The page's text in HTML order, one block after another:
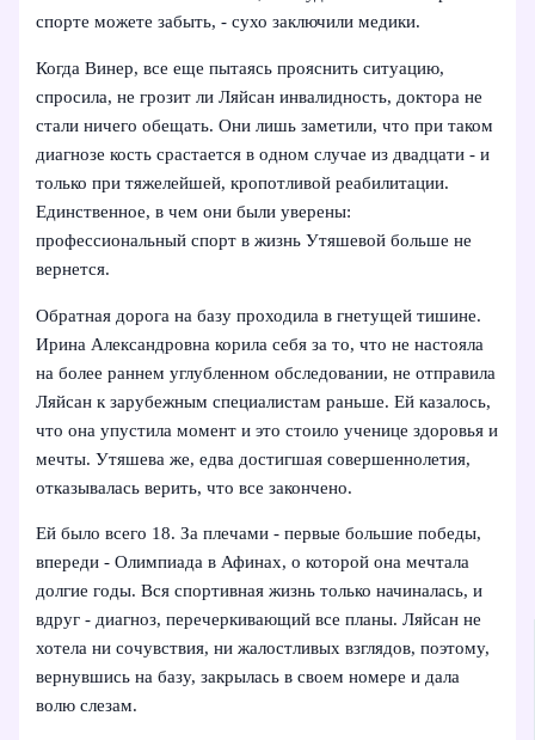
спорте можете забыть, - сухо заключили медики.
Когда Винер, все еще пытаясь прояснить ситуацию,
спросила, не грозит ли Ляйсан инвалидность, доктора не
стали ничего обещать. Они лишь заметили, что при таком
диагнозе кость срастается в одном случае из двадцати - и
только при тяжелейшей, кропотливой реабилитации.
Единственное, в чем они были уверены:
профессиональный спорт в жизнь Утяшевой больше не
вернется.
Обратная дорога на базу проходила в гнетущей тишине.
Ирина Александровна корила себя за то, что не настояла
на более раннем углубленном обследовании, не отправила
Ляйсан к зарубежным специалистам раньше. Ей казалось,
что она упустила момент и это стоило ученице здоровья и
мечты. Утяшева же, едва достигшая совершеннолетия,
отказывалась верить, что все закончено.
Ей было всего 18. За плечами - первые большие победы,
впереди - Олимпиада в Афинах, о которой она мечтала
долгие годы. Вся спортивная жизнь только начиналась, и
вдруг - диагноз, перечеркивающий все планы. Ляйсан не
хотела ни сочувствия, ни жалостливых взглядов, поэтому,
вернувшись на базу, закрылась в своем номере и дала
волю слезам.